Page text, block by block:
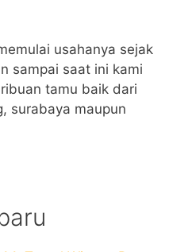
usahanya sejak
sampai saat ini kami
tamu baik dari
surabaya maupun